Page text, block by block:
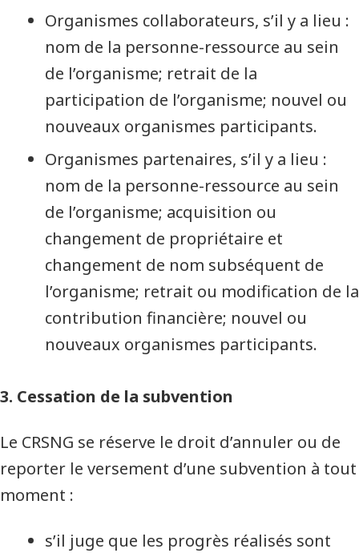
Organismes collaborateurs, s’il y a lieu :
nom de la personne-ressource au sein
de l’organisme; retrait de la
participation de l’organisme; nouvel ou
nouveaux organismes participants.
Organismes partenaires, s’il y a lieu :
nom de la personne-ressource au sein
de l’organisme; acquisition ou
changement de propriétaire et
changement de nom subséquent de
l’organisme; retrait ou modification de la
contribution financière; nouvel ou
nouveaux organismes participants.
3. Cessation de la subvention
Le CRSNG se réserve le droit d’annuler ou de
reporter le versement d’une subvention à tout
moment :
s’il juge que les progrès réalisés sont